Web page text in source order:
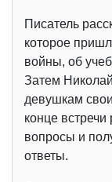
Писатель
которое
войны, об
Затем
девушкам
конце
вопросы и
ответы.